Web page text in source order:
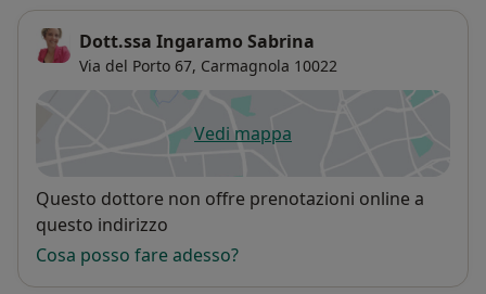
Dott.ssa Ingaramo Sabrina
Via del Porto 67, Carmagnola 10022
Vedi mappasi apre in una nuova scheda
Disponibilità
Questo dottore non offre prenotazioni online a
questo indirizzo
Cosa posso fare adesso?